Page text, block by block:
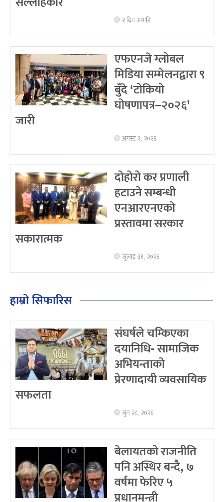
२ दिन अगाडि
एफएनजे ग्लोबल
मिडिया सम्मेलनद्वारा ९
बुँदे ‘टोकियो
घोषणापत्र–२०२६’
जारी
अगस्ट २, २०२६
दोहोरो कर प्रणाली
हटाउने सम्बन्धी
एनआरएनएको
प्रस्तावमा सरकार
सकारात्मक
जुलाइ ३१, २०२६
हाम्रो सिफारिस
संघर्षले चम्किएका
दयानिधि- सामाजिक
अभियन्ताको
प्रेरणादायी व्यवसायिक
सफलता
जुन २८, २०२६
बेलायतको राजनीति
पनि अस्थिर बन्दै, ७
वर्षमा फेरिए ५
प्रधानमन्त्री